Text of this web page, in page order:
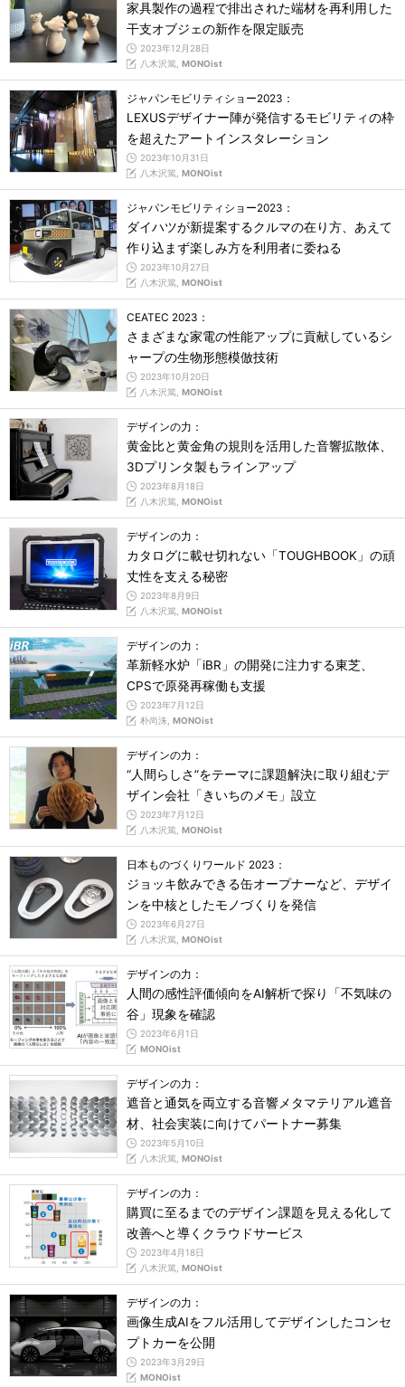
家具製作の過程で排出された端材を再利用した
干支オブジェの新作を限定販売
2023年12月28日
八木沢篤, MONOist
ジャパンモビリティショー2023：
LEXUSデザイナー陣が発信するモビリティの枠
を超えたアートインスタレーション
2023年10月31日
八木沢篤, MONOist
ジャパンモビリティショー2023：
ダイハツが新提案するクルマの在り方、あえて
作り込まず楽しみ方を利用者に委ねる
2023年10月27日
八木沢篤, MONOist
CEATEC 2023：
さまざまな家電の性能アップに貢献しているシ
ャープの生物形態模倣技術
2023年10月20日
八木沢篤, MONOist
デザインの力：
黄金比と黄金角の規則を活用した音響拡散体、
3Dプリンタ製もラインアップ
2023年8月18日
八木沢篤, MONOist
デザインの力：
カタログに載せ切れない「TOUGHBOOK」の頑
丈性を支える秘密
2023年8月9日
八木沢篤, MONOist
デザインの力：
革新軽水炉「iBR」の開発に注力する東芝、
CPSで原発再稼働も支援
2023年7月12日
朴尚洙, MONOist
デザインの力：
“人間らしさ”をテーマに課題解決に取り組むデ
ザイン会社「きいちのメモ」設立
2023年7月12日
八木沢篤, MONOist
日本ものづくりワールド 2023：
ジョッキ飲みできる缶オープナーなど、デザイ
ンを中核としたモノづくりを発信
2023年6月27日
八木沢篤, MONOist
デザインの力：
人間の感性評価傾向をAI解析で探り「不気味の
谷」現象を確認
2023年6月1日
MONOist
デザインの力：
遮音と通気を両立する音響メタマテリアル遮音
材、社会実装に向けてパートナー募集
2023年5月10日
八木沢篤, MONOist
デザインの力：
購買に至るまでのデザイン課題を見える化して
改善へと導くクラウドサービス
2023年4月18日
八木沢篤, MONOist
デザインの力：
画像生成AIをフル活用してデザインしたコンセ
プトカーを公開
2023年3月29日
MONOist